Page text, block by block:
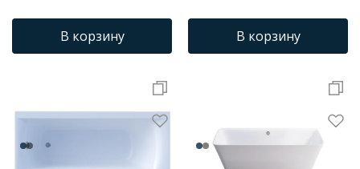
В корзину В корзину